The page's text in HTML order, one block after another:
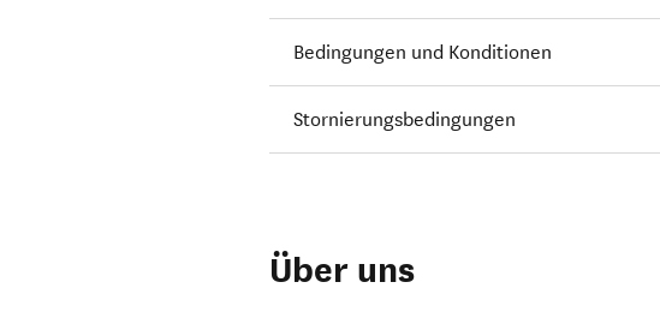
Bedingungen und Konditionen
Stornierungsbedingungen
Über uns